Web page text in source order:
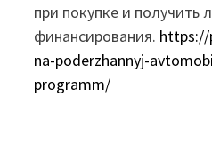
при покупке и получить
финансирования. https://
na-poderzhannyj-
programm/